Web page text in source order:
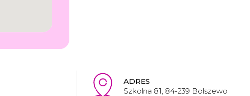
ADRES
Szkolna 81, 84-239 Bolszewo